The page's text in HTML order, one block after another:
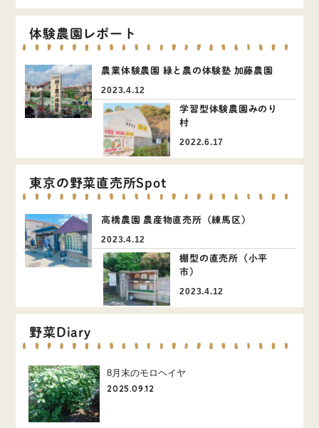
体験農園レポート
農業体験農園 緑と農の体験塾 加藤農園
2023.4.12
学習型体験農園みのり
村
2022.6.17
東京の野菜直売所Spot
高橋農園 農産物直売所（練馬区）
2023.4.12
棚型の直売所（小平
市）
2023.4.12
野菜Diary
8月末のモロヘイヤ
2025.09.12